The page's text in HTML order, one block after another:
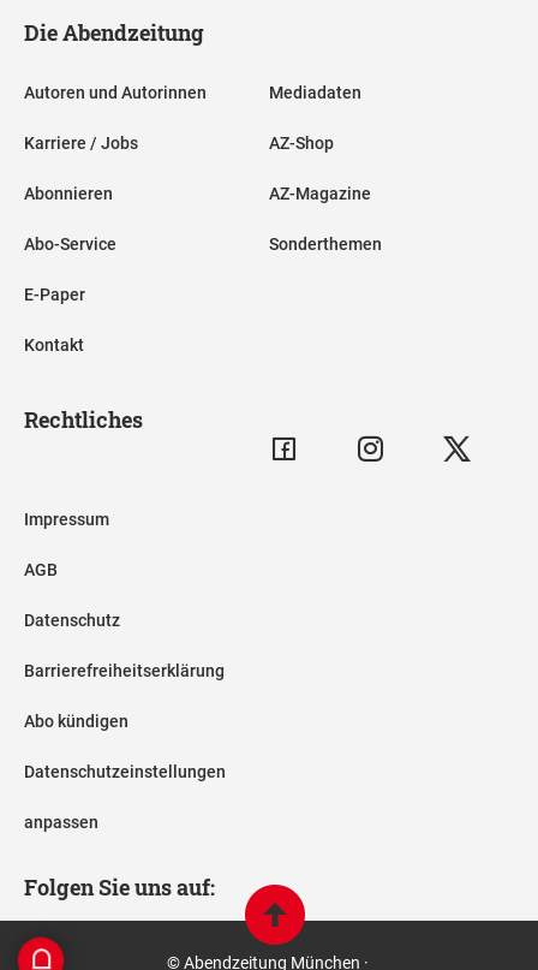
Die Abendzeitung
Autoren und Autorinnen
Karriere / Jobs
Abonnieren
Abo-Service
E-Paper
Kontakt
Mediadaten
AZ-Shop
AZ-Magazine
Sonderthemen
Rechtliches
Impressum
AGB
Datenschutz
Barrierefreiheitserklärung
Abo kündigen
Datenschutzeinstellungen
anpassen
Folgen Sie uns auf:
© Abendzeitung München ·